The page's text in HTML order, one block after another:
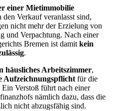
einer Mietimmobilie
Verkauf veranlasst sind,
nicht mehr der Erzielung von
und Verpachtung. Nach einer
Bremen ist damitkein
.
häusliches Arbeitszimmer,
Aufzeichnungspflichtfür die
Verstoß führt nach einer
nämlich dazu, dass die
nicht abzugsfähig sind.